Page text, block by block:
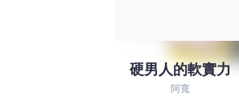
硬男人的軟實力
阿寬